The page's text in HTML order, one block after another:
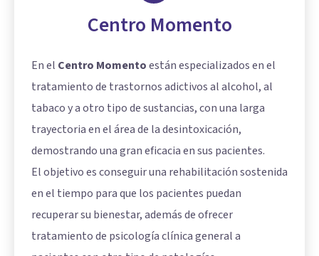
Centro Momento
En el Centro Momentoestán especializados en el
tratamiento de trastornos adictivos al alcohol, al
tabaco y a otro tipo de sustancias, con una larga
trayectoria en el área de la desintoxicación,
demostrando una gran eficacia en sus pacientes.
El objetivo es conseguir una rehabilitación sostenida
en el tiempo para que los pacientes puedan
recuperar su bienestar, además de ofrecer
tratamiento de psicología clínica general a